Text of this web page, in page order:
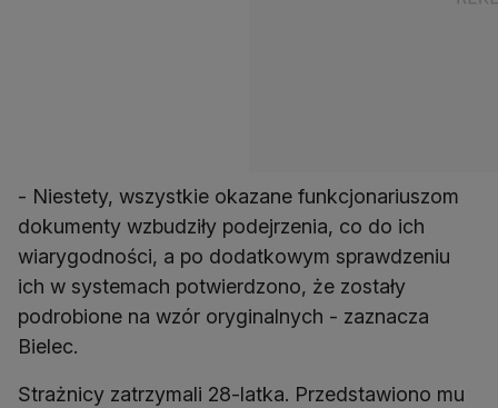
- Niestety, wszystkie okazane funkcjonariuszom
dokumenty wzbudziły podejrzenia, co do ich
wiarygodności, a po dodatkowym sprawdzeniu
ich w systemach potwierdzono, że zostały
podrobione na wzór oryginalnych - zaznacza
Bielec.
Strażnicy zatrzymali 28-latka. Przedstawiono mu